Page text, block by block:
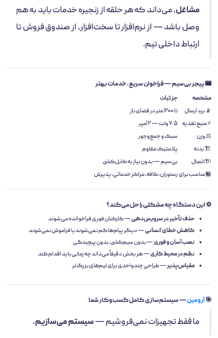
مشاغل، می‌داند که هر حلقه از زنجیره خدمات باید به هم
وصل باشد — از نرم‌افزار تا سخت‌افزار، از صندوق فروش تا
ارتباط داخلی تیم.
📟 پیجر بی‌سیم — فراخوان سریع، خدمات بهتر
مشخصه
جزئیات
📡 برد ارسال
تا ۱۲۰۰ متر در فضای باز
⚡ منبع تغذیه ۷.۵ ولت — ۲ آمپر
⚖️ وزن
سبک و جمع‌وجور
🏗️ بدنه
پلاستیک مقاوم
🔌 اتصال
بی‌سیم — بدون نیاز به کابل‌کشی
🏪 مناسب برایرستوران، کافه، مراکز خدماتی، پذیرش
⚙️ این دستگاه چه مشکلی را حل می‌کند؟
حذف تأخیر در سرویس‌دهی— کارکنان فوری فراخوانده می‌شوند
کاهش خطای انسانی— دیگر پیام‌ها گم نمی‌شوند یا فراموش نمی‌شوند
نصب آسان و فوری— بدون سیم‌کشی، بدون پیچیدگی
نظم در محیط کاری— هر بخش دقیقاً می‌داند چه زمانی باید اقدام کند
مقیاس‌پذیر— طراحی چندواحدی برای تیم‌های بزرگ‌تر
🎯آرومین— سیستم‌سازی کامل کسب‌وکار شما
ما فقط تجهیزات نمی‌فروشیم —سیستم می‌سازیم.